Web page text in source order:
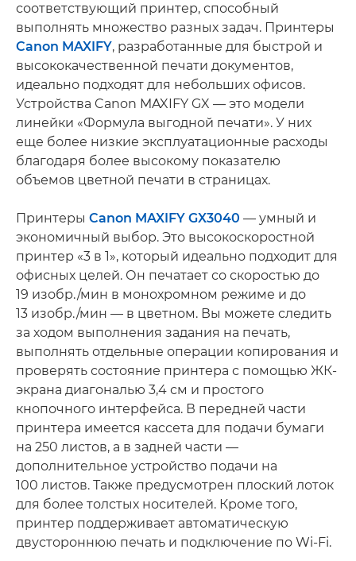
соответствующий принтер, способный
выполнять множество разных задач. Принтеры
Canon MAXIFY, разработанные для быстрой и
высококачественной печати документов,
идеально подходят для небольших офисов.
Устройства Canon MAXIFY GX — это модели
линейки «Формула выгодной печати». У них
еще более низкие эксплуатационные расходы
благодаря более высокому показателю
объемов цветной печати в страницах.
Принтеры Canon MAXIFY GX3040 — умный и
экономичный выбор. Это высокоскоростной
принтер «3 в 1», который идеально подходит для
офисных целей. Он печатает со скоростью до
19 изобр./мин в монохромном режиме и до
13 изобр./мин — в цветном. Вы можете следить
за ходом выполнения задания на печать,
выполнять отдельные операции копирования и
проверять состояние принтера с помощью ЖК-
экрана диагональю 3,4 см и простого
кнопочного интерфейса. В передней части
принтера имеется кассета для подачи бумаги
на 250 листов, а в задней части —
дополнительное устройство подачи на
100 листов. Также предусмотрен плоский лоток
для более толстых носителей. Кроме того,
принтер поддерживает автоматическую
двустороннюю печать и подключение по Wi-Fi.